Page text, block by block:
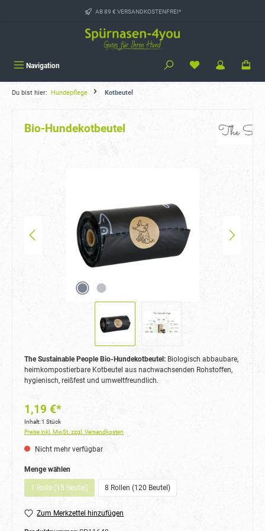
AB 89 € VERSANDKOSTENFREI*
Navigation
Du bist hier: Hundepflege Kotbeutel
Bio-Hundekotbeutel
The Sustainable People Bio-Hundekotbeutel: Biologisch abbaubare,
heimkompostierbare Kotbeutel aus nachwachsenden Rohstoffen,
hygienisch, reißfest und umweltfreundlich.
1,19 €*
Inhalt:1 Stück
Preise inkl. MwSt. zzgl. Versandkosten
Nicht mehr verfügbar
Menge wählen
1 Rolle (15 Beutel)(Diese Option ist zurzeit nicht verfügbar.)
8 Rollen (120 Beutel)
Zum Merkzettel hinzufügen